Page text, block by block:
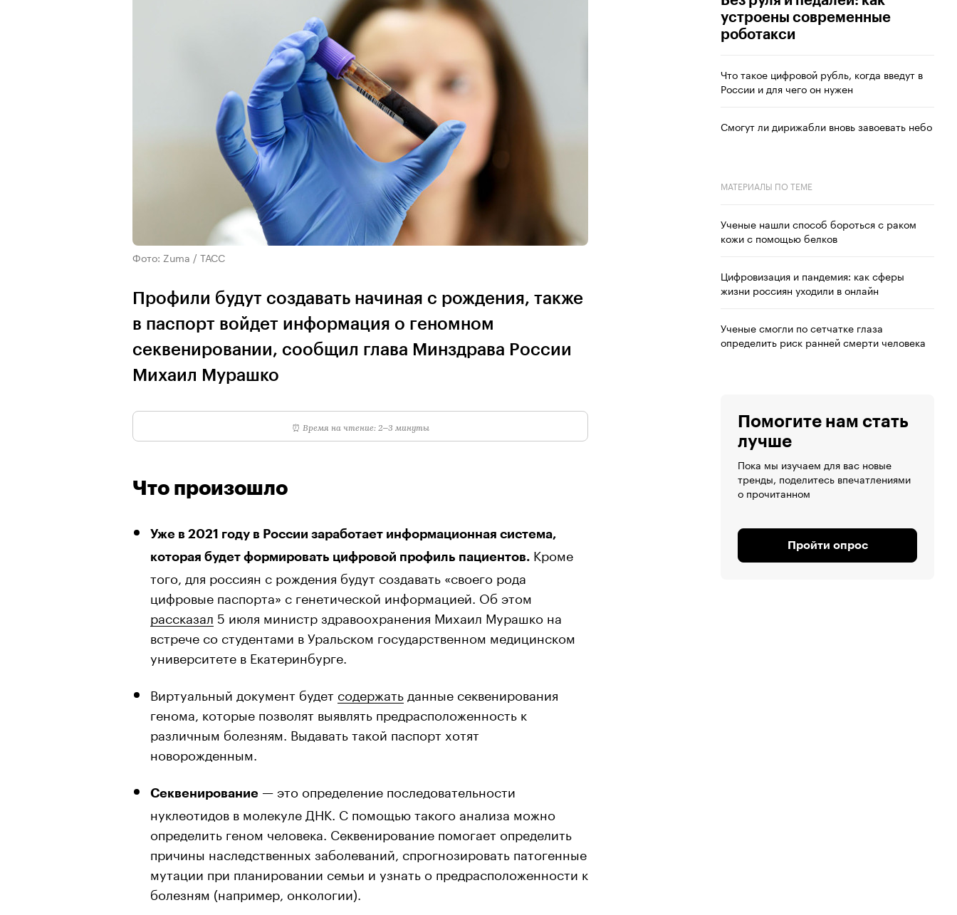
Фото: Zuma / ТАСС
Профили будут создавать начиная с рождения, также
в паспорт войдет информация о геномном
секвенировании, сообщил глава Минздрава России
Михаил Мурашко
⏰ Время на чтение: 2–3 минуты
Что произошло
Уже в 2021 году в России заработает информационная система,
которая будет формировать цифровой профиль пациентов. Кроме
того, для россиян с рождения будут создавать «своего рода
цифровые паспорта» с генетической информацией. Об этом
рассказал 5 июля министр здравоохранения Михаил Мурашко на
встрече со студентами в Уральском государственном медицинском
университете в Екатеринбурге.
Виртуальный документ будет содержать данные секвенирования
генома, которые позволят выявлять предрасположенность к
различным болезням. Выдавать такой паспорт хотят
новорожденным.
Секвенирование — это определение последовательности
нуклеотидов в молекуле ДНК. С помощью такого анализа можно
определить геном человека. Секвенирование помогает определить
причины наследственных заболеваний, спрогнозировать патогенные
мутации при планировании семьи и узнать о предрасположенности к
болезням (например, онкологии).
устроены современные
роботакси
Что такое цифровой рубль, когда введут в
России и для чего он нужен
Смогут ли дирижабли вновь завоевать небо
МАТЕРИАЛЫ ПО ТЕМЕ
Ученые нашли способ бороться с раком
кожи с помощью белков
Цифровизация и пандемия: как сферы
жизни россиян уходили в онлайн
Ученые смогли по сетчатке глаза
определить риск ранней смерти человека
Помогите нам стать
лучше
Пока мы изучаем для вас новые
тренды, поделитесь впечатлениями
о прочитанном
Пройти опрос